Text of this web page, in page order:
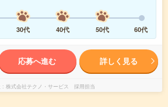
30代 40代 50代 60代
応募へ進む 詳しく見る
株式会社テクノ・サービス 採用担当